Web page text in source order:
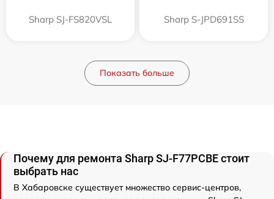
Sharp SJ-FS820VSL Sharp S-JPD691SS
Показать больше
Почему для ремонта Sharp SJ-F77PCBE стоит
выбрать нас
В Хабаровске существует множество сервис-центров,